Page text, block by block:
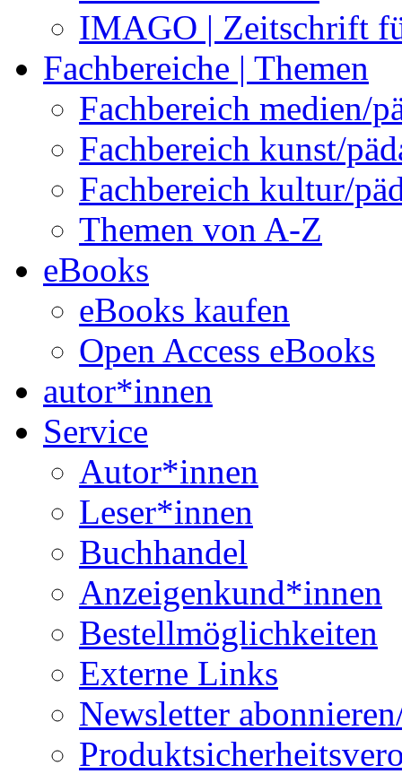
IMAGO | Zeitschrift
Fachbereiche | Themen
Fachbereich medien/
Fachbereich kunst/
Fachbereich kultur/
Themen von A-Z
eBooks
eBooks kaufen
Open Access eBooks
autor*innen
Service
Autor*innen
Leser*innen
Buchhandel
Anzeigenkund*innen
Bestellmöglichkeiten
Externe Links
Newsletter